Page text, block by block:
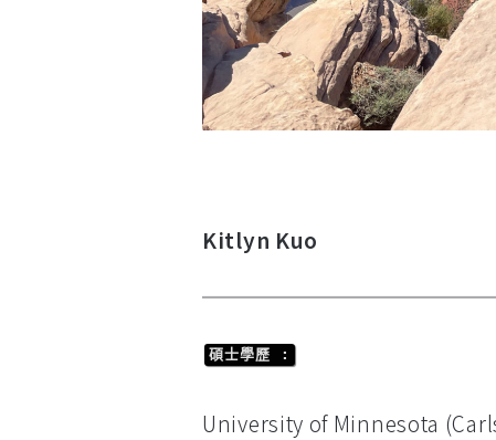
Kitlyn Kuo
碩士學歷 :
University of Minnesota